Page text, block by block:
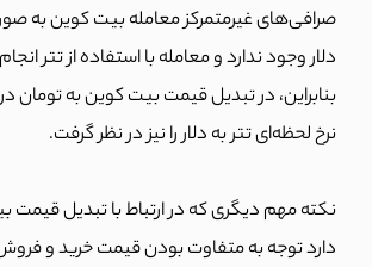
صرافی‌های غیرمتمرکز معامله بیت کوین به
دلار وجود ندارد و معامله با استفاده از تتر
بنابراین، در تبدیل قیمت بیت کوین به تومان
نرخ لحظه‌ای تتر به دلار را نیز در نظر گرفت.
نکته مهم دیگری که در ارتباط با تبدیل
دارد توجه به متفاوت بودن قیمت خرید و